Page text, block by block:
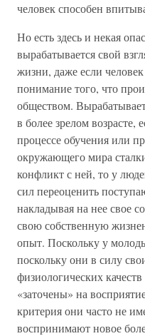
человек способен
Но есть здесь и некая
вырабатывается свой
жизни, даже если
понимание того, что
обществом.
в более зрелом возрасте,
процессе обучения или
окружающего мира
конфликт с ней, то у
сил переоценить
накладывая на нее свое
свою собственную
опыт. Поскольку у
поскольку они в силу
физиологических
«заточены» на
критерия они часто не
воспринимают новое